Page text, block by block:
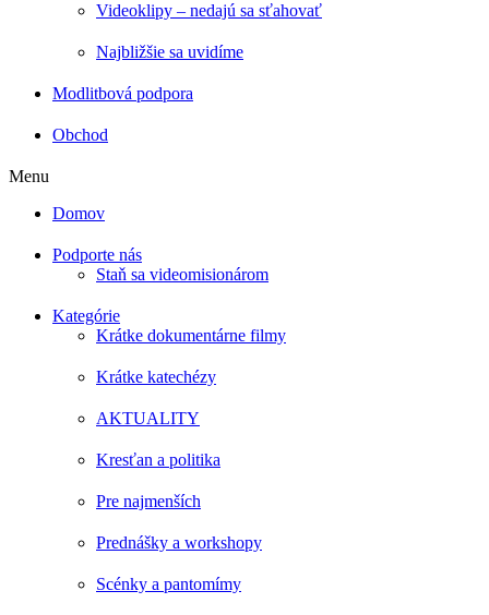
Videoklipy – nedajú sa sťahovať
Najbližšie sa uvidíme
Modlitbová podpora
Obchod
Menu
Domov
Podporte nás
Staň sa videomisionárom
Kategórie
Krátke dokumentárne filmy
Krátke katechézy
AKTUALITY
Kresťan a politika
Pre najmenších
Prednášky a workshopy
Scénky a pantomímy